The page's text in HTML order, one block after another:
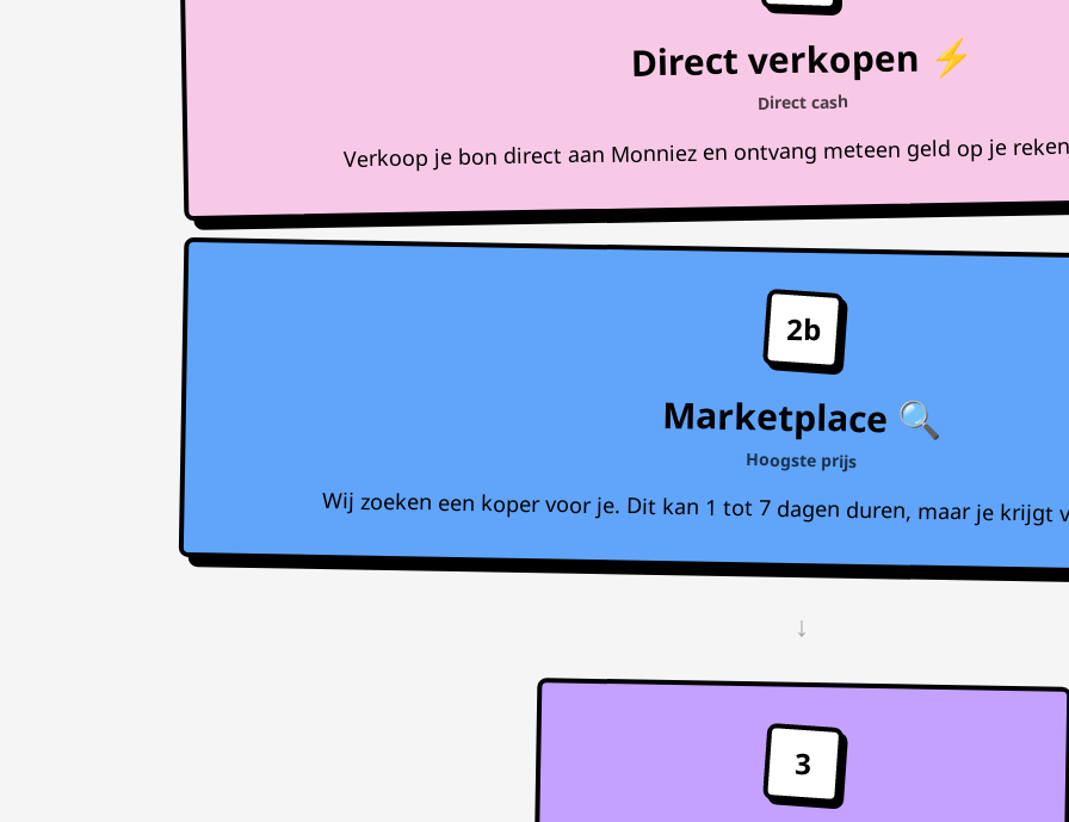
Direct verkopen ⚡
Direct cash
Verkoop je bon direct aan Monniez en ontvang meteen geld op je
2b
Marketplace 🔍
Hoogste prijs
Wij zoeken een koper voor je. Dit kan 1 tot 7 dagen duren, maar je krijgt
↓
3